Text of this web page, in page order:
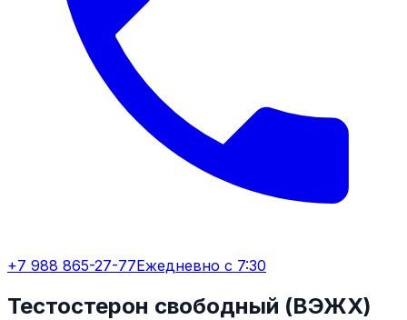
+7 988 865-27-77Ежедневно с 7:30
Тестостерон свободный (ВЭЖХ)